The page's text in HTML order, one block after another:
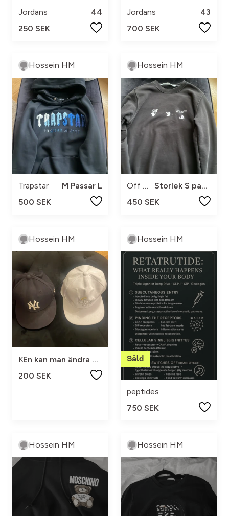
Jordans
44
250 SEK
Jordans
43
700 SEK
Hossein HM
Trapstar
M Passar L
500 SEK
Hossein HM
Off white
Storlek S passar XS
450 SEK
Hossein HM
Keps
En kan man ändra på storleken den andra är storlek 7 , båda passar 16.17.18 åringar
200 SEK
Hossein HM
peptides
750 SEK
Hossein HM Hossein HM